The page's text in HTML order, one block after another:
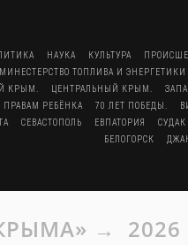
НАУКА КУЛЬТУРА
МИНЕСТЕРСТВО ТОПЛИВА И
КРЫМ. ЦЕНТРАЛЬНЫЙ КРЫМ.
РЕБЁНКА 70 ЛЕТ ПОБЕДЫ.
СЕВАСТОПОЛЬ ЕВПАТОРИЯ
СУДАК
БЕЛОГОРСК
→ 2026